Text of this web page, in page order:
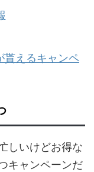
貰えるキャンペ
しいけどお得な
キャンペーンだ